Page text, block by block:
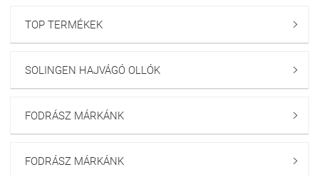
TOP TERMÉKEK 
SOLINGEN HAJVÁGÓ OLLÓK 
FODRÁSZ MÁRKÁNK 
FODRÁSZ MÁRKÁNK 